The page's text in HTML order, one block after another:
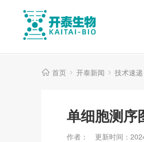
首页 开泰新闻 技术速递
单细胞测序
作者： 更新时间：